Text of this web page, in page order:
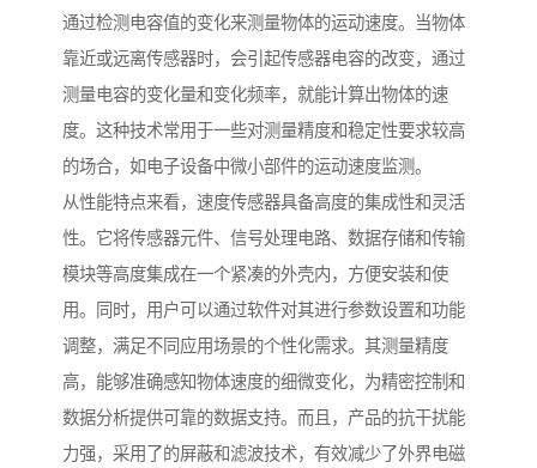
通过检测电容值的变化来测量物体的运动速度。当物体
靠近或远离传感器时，会引起传感器电容的改变，通过
测量电容的变化量和变化频率，就能计算出物体的速
度。这种技术常用于一些对测量精度和稳定性要求较高
的场合，如电子设备中微小部件的运动速度监测。
从性能特点来看，速度传感器具备高度的集成性和灵活
性。它将传感器元件、信号处理电路、数据存储和传输
模块等高度集成在一个紧凑的外壳内，方便安装和使
用。同时，用户可以通过软件对其进行参数设置和功能
调整，满足不同应用场景的个性化需求。其测量精度
高，能够准确感知物体速度的细微变化，为精密控制和
数据分析提供可靠的数据支持。而且，产品的抗干扰能
力强，采用了的屏蔽和滤波技术，有效减少了外界电磁